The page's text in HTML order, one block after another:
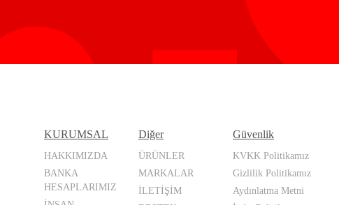
KURUMSAL
HAKKIMIZDA
BANKA
HESAPLARIMIZ
Diğer
ÜRÜNLER
MARKALAR
İLETİŞİM
Güvenlik
KVKK Politikamız
Gizlilik Politikamız
Aydınlatma Metni